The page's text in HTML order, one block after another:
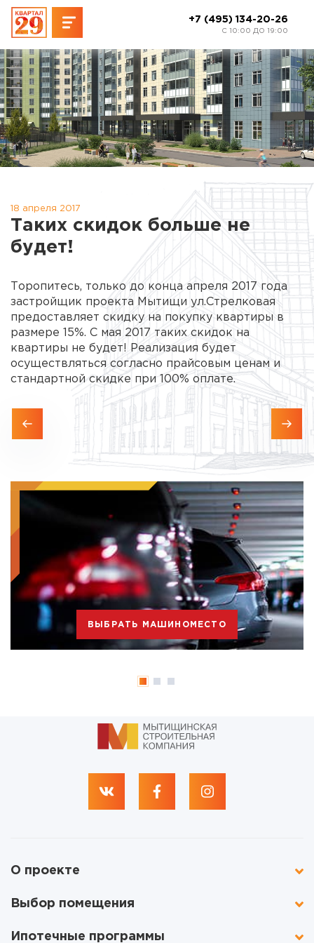
+7 (495) 134-20-26
C 10:00 ДО 19:00
18 апреля 2017
Таких скидок больше не
будет!
Торопитесь, только до конца апреля 2017 года
застройщик проекта Мытищи ул.Стрелковая
предоставляет скидку на покупку квартиры в
размере 15%. C мая 2017 таких скидок на
квартиры не будет! Реализация будет
осуществляться согласно прайсовым ценам и
стандартной скидке при 100% оплате.
ВЫБРАТЬ МАШИНОМЕСТО
О проекте
Выбор помещения
Ипотечные программы